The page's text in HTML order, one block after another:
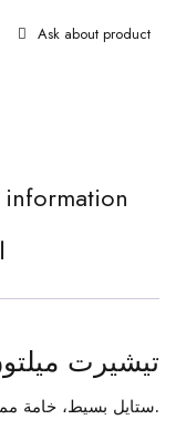
Ask about product
تيشيرت
ستايل بسيط، خامة مميزة، وراحة ما ليهاش حل.